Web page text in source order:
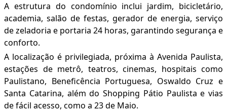
A estrutura do condomínio inclui jardim, bicicletário,
academia, salão de festas, gerador de energia, serviço
de zeladoria e portaria 24 horas, garantindo segurança e
conforto.
A localização é privilegiada, próxima à Avenida Paulista,
estações de metrô, teatros, cinemas, hospitais como
Paulistano, Beneficência Portuguesa, Oswaldo Cruz e
Santa Catarina, além do Shopping Pátio Paulista e vias
de fácil acesso, como a 23 de Maio.